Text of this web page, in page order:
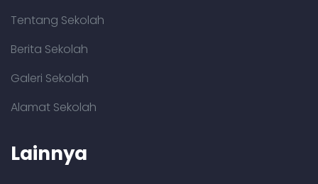
Tentang Sekolah
Berita Sekolah
Galeri Sekolah
Alamat Sekolah
Lainnya